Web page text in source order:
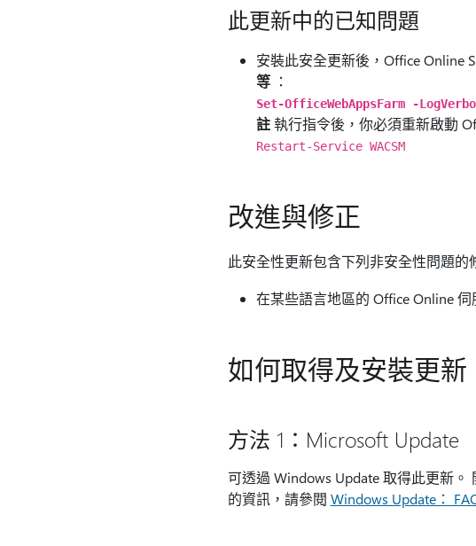
此更新中的已知問題
安裝此安全更新後，Office Online
等：
Set-OfficeWebAppsFarm -
註執行指令後，你必須重新啟動
Restart-Service WACSM
改進與修正
此安全性更新包含下列非安全性問題的
在某些語言地區的 Office Online
如何取得及安裝更新
方法 1：Microsoft Update
可透過 Windows Update 取得此更新
的資訊，請參閱 Windows Update：